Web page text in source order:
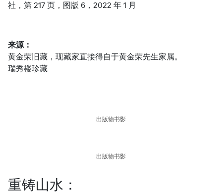
社，第 217 页，图版 6，2022 年 1 月
来源：
黄金荣旧藏，现藏家直接得自于黄金荣先生家属。
瑞秀楼珍藏
出版物书影
出版物书影
重铸山水：